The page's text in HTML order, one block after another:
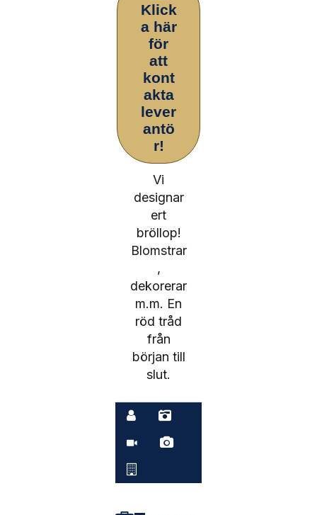
Klick
a här
för
att
kont
akta
lever
antö
r!
Vi
designar
ert
bröllop!
Blomstrar
,
dekorerar
m.m. En
röd tråd
från
början till
slut.